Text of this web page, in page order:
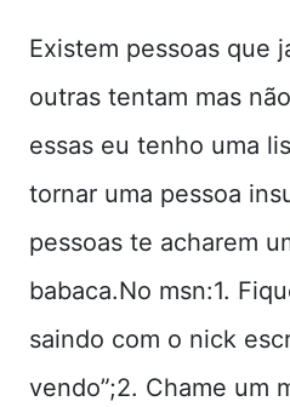
Existem pessoas que
outras tentam mas
essas eu tenho uma
tornar uma pessoa
pessoas te acharem
babaca.No msn:1.
saindo com o nick
vendo”;2. Chame um